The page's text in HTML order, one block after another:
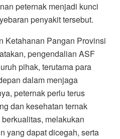
peternak menjadi kunci
penyakit tersebut.
Ketahanan Pangan Provinsi
pengendalian ASF
pihak, terutama para
dalam menjaga
peternak perlu terus
dan kesehatan ternak
melakukan
yang dapat dicegah, serta